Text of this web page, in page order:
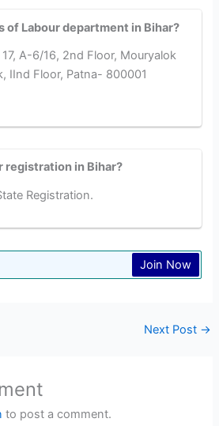
of Labour department in Bihar?
A-6/16, 2nd Floor, Mouryalok
IInd Floor, Patna- 800001
registration in Bihar?
Registration.
Join Now
Next Post →
to post a comment.